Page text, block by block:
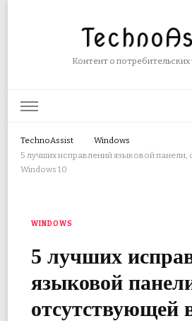
Контент о потребительских
TechnoAssist
Windows
5 лучших исправлений языковой
Windows 10
WINDOWS
5 лучших
языковой
отсутствующей